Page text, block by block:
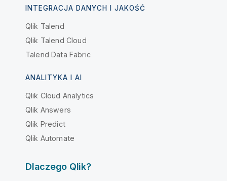
INTEGRACJA DANYCH I JAKOŚĆ
Qlik Talend
Qlik Talend Cloud
Talend Data Fabric
ANALITYKA I AI
Qlik Cloud Analytics
Qlik Answers
Qlik Predict
Qlik Automate
Dlaczego Qlik?